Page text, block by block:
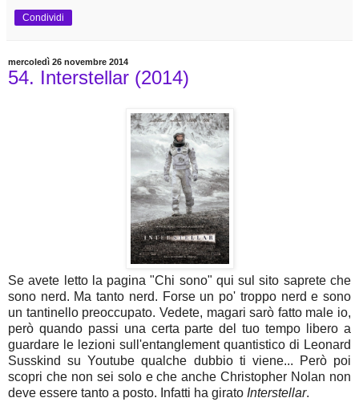
Condividi
mercoledì 26 novembre 2014
54. Interstellar (2014)
Se avete letto la pagina "Chi sono" qui sul sito saprete che
sono nerd. Ma tanto nerd. Forse un po' troppo nerd e sono
un tantinello preoccupato. Vedete, magari sarò fatto male io,
però quando passi una certa parte del tuo tempo libero a
guardare le lezioni sull'entanglement quantistico di Leonard
Susskind su Youtube qualche dubbio ti viene... Però poi
scopri che non sei solo e che anche Christopher Nolan non
deve essere tanto a posto. Infatti ha girato Interstellar.